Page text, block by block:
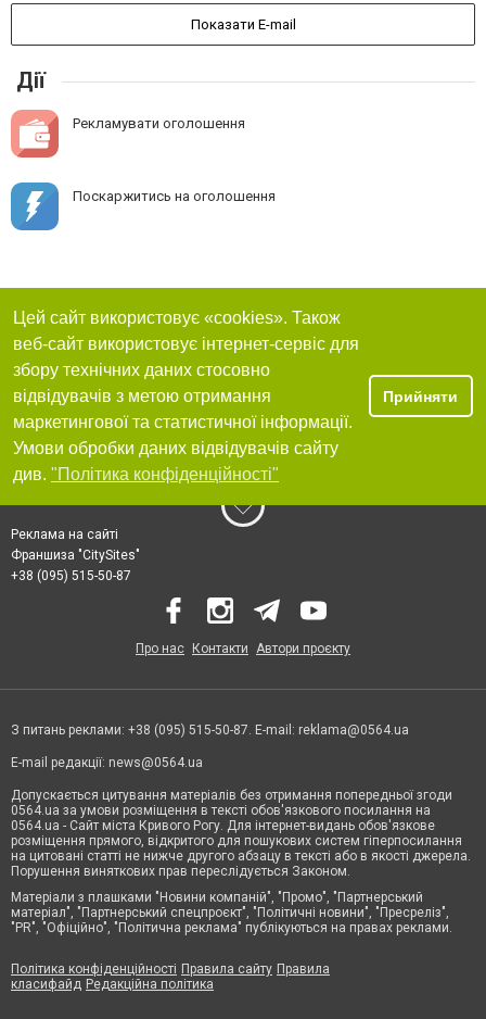
Показати E-mail
Дії
Рекламувати оголошення
Поскаржитись на оголошення
Цей сайт використовує «cookies». Також
веб-сайт використовує інтернет-сервіс для
збору технічних даних стосовно
відвідувачів з метою отримання
маркетингової та статистичної інформації.
Умови обробки даних відвідувачів сайту
див. "Політика конфіденційності"
Прийняти
Реклама на сайті
Франшиза "CitySites"
+38 (095) 515-50-87
Про нас Контакти Автори проєкту
З питань реклами: +38 (095) 515-50-87. E-mail: reklama@0564.ua
E-mail редакції: news@0564.ua
Допускається цитування матеріалів без отримання попередньої згоди
0564.ua за умови розміщення в тексті обов'язкового посилання на
0564.ua - Сайт міста Кривого Рогу. Для інтернет-видань обов'язкове
розміщення прямого, відкритого для пошукових систем гіперпосилання
на цитовані статті не нижче другого абзацу в тексті або в якості джерела.
Порушення виняткових прав переслідується Законом.
Матеріали з плашками "Новини компаній", "Промо", "Партнерський
матеріал", "Партнерський спецпроєкт", "Політичні новини", "Пресреліз",
"PR", "Офіційно", "Політична реклама" публікуються на правах реклами.
Політика конфіденційності Правила сайту Правила
класифайд Редакційна політика